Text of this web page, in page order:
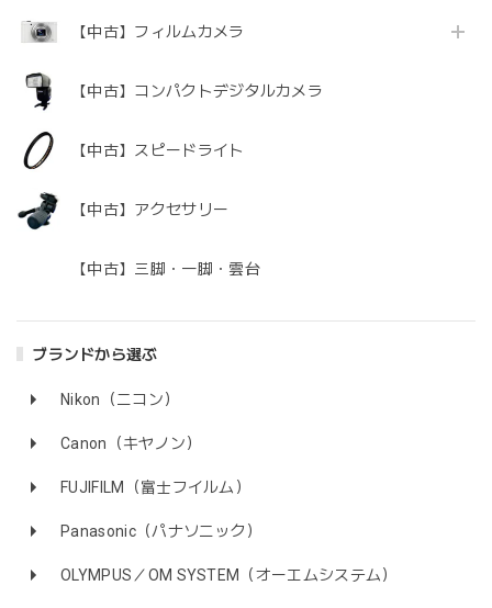
【中古】フィルムカメラ
【中古】コンパクトデジタルカメラ
【中古】スピードライト
【中古】アクセサリー
【中古】三脚・一脚・雲台
ブランドから選ぶ
Nikon（ニコン）
Canon（キヤノン）
FUJIFILM（富士フイルム）
Panasonic（パナソニック）
OLYMPUS／OM SYSTEM（オーエムシステム）